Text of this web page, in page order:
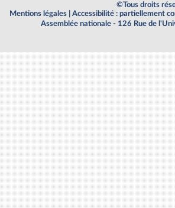
©Tous droits
Mentions légales
Accessibilité : partiellement
Assemblée nationale - 126 Rue de